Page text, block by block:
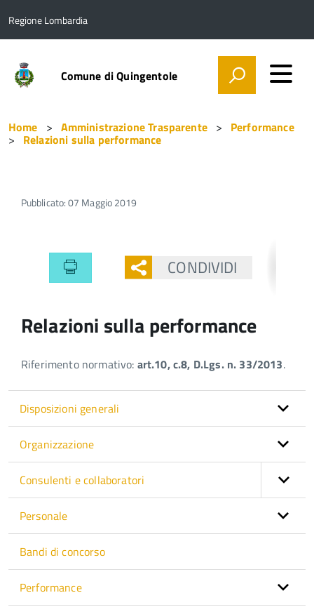
Regione Lombardia
Comune di Quingentole
Home Amministrazione Trasparente Performance
Relazioni sulla performance
Pubblicato: 07 Maggio 2019
CONDIVIDI
Relazioni sulla performance
Riferimento normativo: art.10, c.8, D.Lgs. n. 33/2013.
Disposizioni generali
Organizzazione
Consulenti e collaboratori
Personale
Bandi di concorso
Performance